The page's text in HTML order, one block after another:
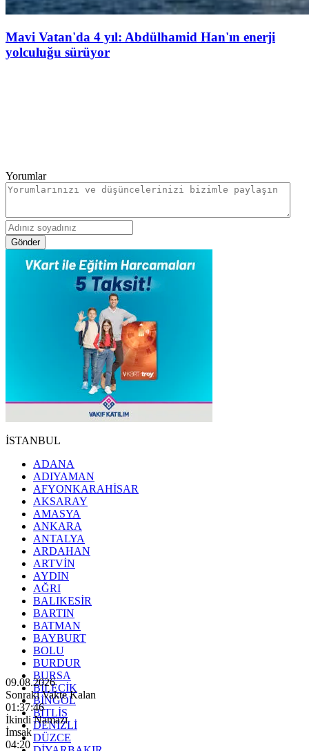
Mavi Vatan'da 4 yıl: Abdülhamid Han'ın enerji
yolculuğu sürüyor
Yorumlar
Gönder
İSTANBUL
ADANA
ADIYAMAN
AFYONKARAHİSAR
AKSARAY
AMASYA
ANKARA
ANTALYA
ARDAHAN
ARTVİN
AYDIN
AĞRI
BALIKESİR
BARTIN
BATMAN
BAYBURT
BOLU
BURDUR
BURSA
BİLECİK
BİNGÖL
BİTLİS
DENİZLİ
DÜZCE
09.08.2026
Sonraki Vakte Kalan
01:37:44
İkindi Namazı
İmsak
04:20